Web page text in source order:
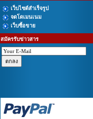
เว็บไซต์สำเร็จรูป
จดโดเมนเนม
เว็บซื้อขาย
สมัครรับข่าวสาร